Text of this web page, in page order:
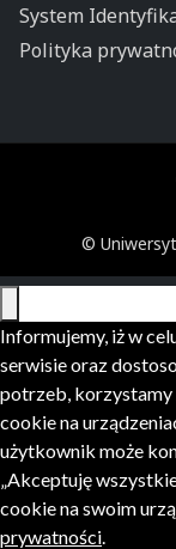
System
Polityka
©
Informujemy, iż w
serwisie oraz
potrzeb, korzystamy
cookie na
użytkownik może
„Akceptuję
cookie na swoim
prywatności.